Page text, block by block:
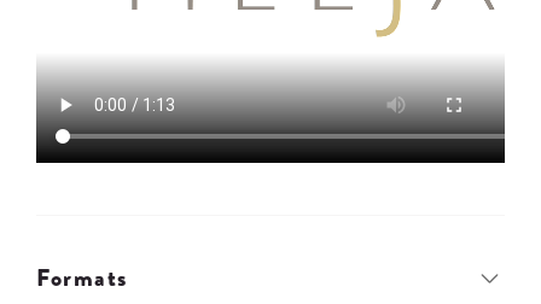
Formats